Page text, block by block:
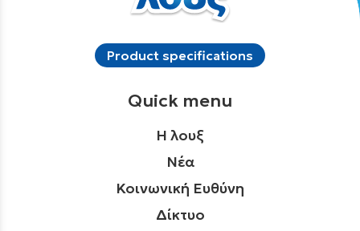
Product specifications
Quick menu
Η λουξ
Νέα
Κοινωνική Ευθύνη
Δίκτυο